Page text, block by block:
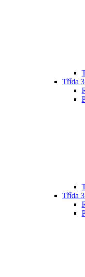
Třída
Třída